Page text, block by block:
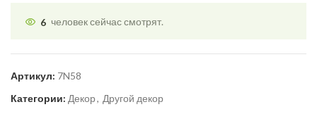
6 человек сейчас смотрят.
Артикул: 7N58
Категории: Декор, Другой декор